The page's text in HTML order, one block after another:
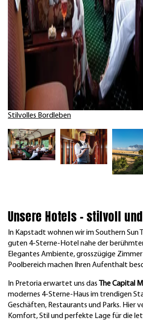
Stilvolles Bordleben
Unsere Hotels – stilvoll
In Kapstadt wohnen wir im Southern Sun
guten 4-Sterne-Hotel nahe der
Elegantes Ambiente, grosszügige
Poolbereich machen Ihren Aufenthalt
In Pretoria erwartet uns das The Capital
modernes 4-Sterne-Haus im trendigen
Geschäften, Restaurants und Parks. Hier
Komfort, Stil und perfekte Lage für die